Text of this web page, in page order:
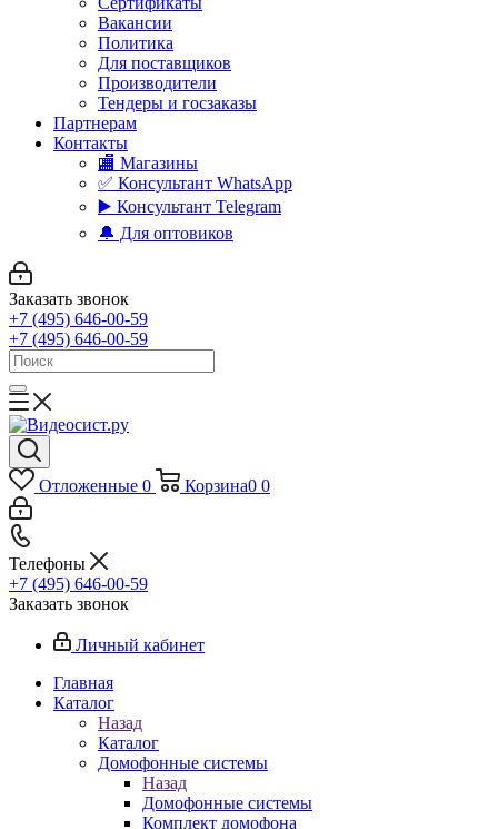
Вакансии
Политика
Для поставщиков
Производители
Тендеры и госзаказы
Партнерам
Контакты
🏬 Магазины
✅️ Консультант WhatsApp
▶️ Консультант Telegram
🔔 Для оптовиков
Заказать звонок
+7 (495) 646-00-59
+7 (495) 646-00-59
Отложенные 0 Корзина0 0
Телефоны
+7 (495) 646-00-59
Заказать звонок
Личный кабинет
Главная
Каталог
Назад
Каталог
Домофонные системы
Назад
Домофонные системы
Комплект домофона